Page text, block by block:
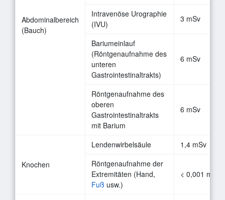
Abdominalbereich
(Bauch)
Intravenöse Urographie
(IVU)
3 mSv
Bariumeinlauf
(Röntgenaufnahme des
unteren
Gastrointestinaltrakts)
6 mSv
Röntgenaufnahme des
oberen
Gastrointestinaltrakts
mit Barium
6 mSv
Knochen
Lendenwirbelsäule
1,4 mSv
Röntgenaufnahme der
Extremitäten (Hand,
Fuß usw.)
< 0,001 mSv